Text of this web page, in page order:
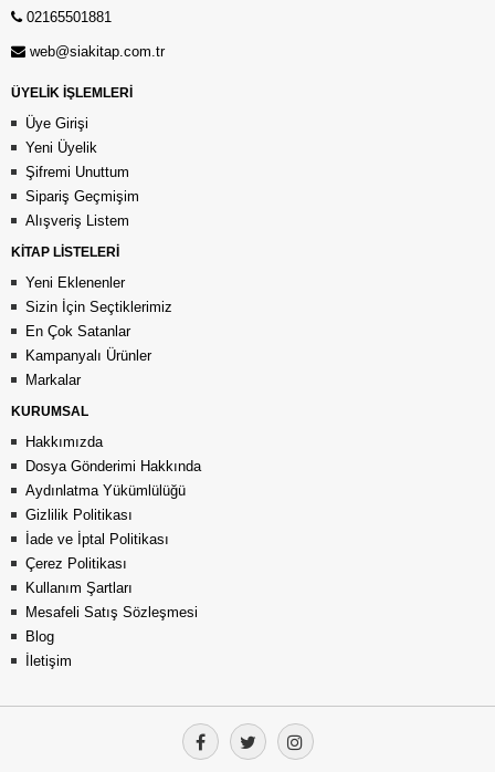
02165501881
web@siakitap.com.tr
ÜYELİK İŞLEMLERİ
Üye Girişi
Yeni Üyelik
Şifremi Unuttum
Sipariş Geçmişim
Alışveriş Listem
KİTAP LİSTELERİ
Yeni Eklenenler
Sizin İçin Seçtiklerimiz
En Çok Satanlar
Kampanyalı Ürünler
Markalar
KURUMSAL
Hakkımızda
Dosya Gönderimi Hakkında
Aydınlatma Yükümlülüğü
Gizlilik Politikası
İade ve İptal Politikası
Çerez Politikası
Kullanım Şartları
Mesafeli Satış Sözleşmesi
Blog
İletişim